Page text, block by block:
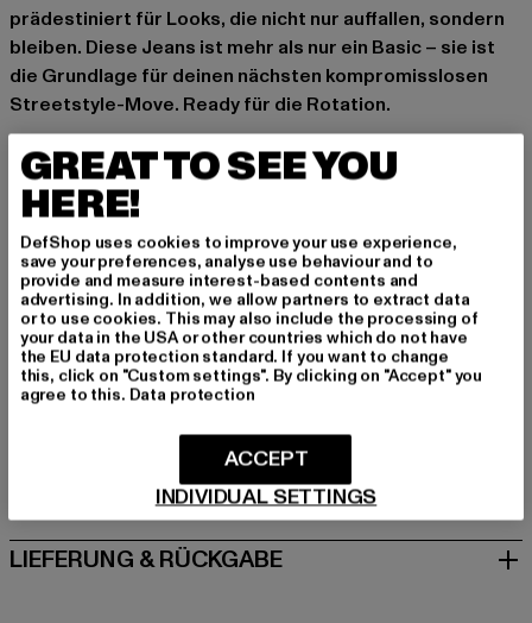
prädestiniert für Looks, die nicht nur auffallen, sondern
bleiben. Diese Jeans ist mehr als nur ein Basic – sie ist
die Grundlage für deinen nächsten kompromisslosen
Streetstyle-Move. Ready für die Rotation.
Marke: 2Y Studios
Kat.: Baggys
Farbe: blau
Materialzusammensetzung: 100% Baumwolle
Art.Nr: WJ-LW-10001-01868
Hersteller: 2Y Premium GmbH |info@2y-studios.com
Hollefeldstraße 16 | 48282 Emsdetten | DE
GRÖSSE & PASSFORM
PFLEGEHINWEISE
LIEFERUNG & RÜCKGABE
GREAT TO SEE YOU
HERE!
DefShop uses cookies to improve your use experience,
save your preferences, analyse use behaviour and to
provide and measure interest-based contents and
advertising. In addition, we allow partners to extract data
or to use cookies. This may also include the processing of
your data in the USA or other countries which do not have
the EU data protection standard. If you want to change
this, click on "Custom settings". By clicking on "Accept" you
agree to this. Data protection
INDIVIDUAL SETTINGS
ACCEPT